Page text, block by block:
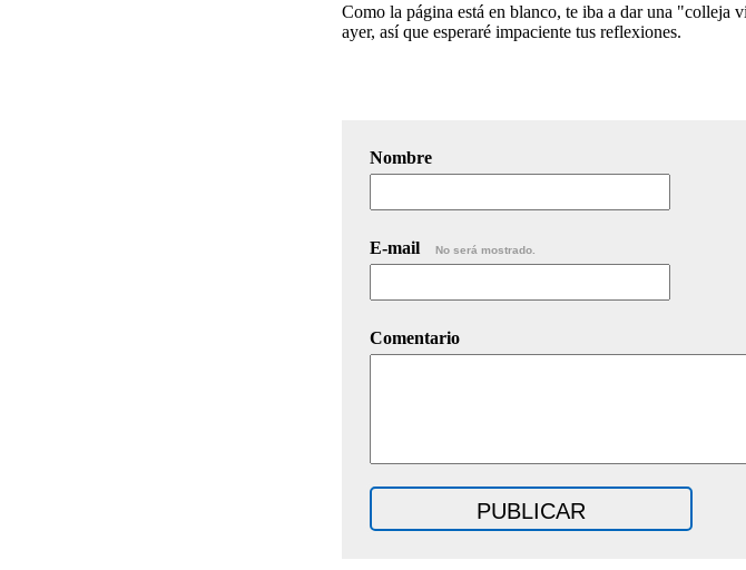
Como la página está en blanco, te iba a dar una
ayer, así que esperaré impaciente tus reflexiones.
Nombre
E-mail No será mostrado.
Comentario